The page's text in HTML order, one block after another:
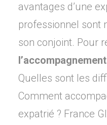
avantages d’une
professionnel sont
son conjoint. Pour
Quelles sont les
Comment
expatrié ? France